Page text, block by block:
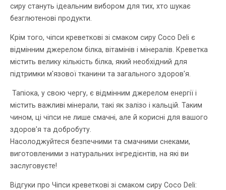
сиру стануть ідеальним вибором для тих, хто шукає
безглютенові продукти.
Крім того, чіпси креветкові зі смаком сиру Coco Deli є
відмінним джерелом білка, вітамінів і мінералів. Креветка
містить велику кількість білка, який необхідний для
підтримки м'язової тканини та загального здоров'я.
Тапіока, у свою чергу, є відмінним джерелом енергії і
містить важливі мінерали, такі як залізо і кальцій. Таким
чином, ці чіпси не лише смачні, але й корисні для вашого
здоров'я та добробуту.
Насолоджуйтеся безпечними та смачними снеками,
виготовленими з натуральних інгредієнтів, на які ви
заслуговуєте!
Відгуки про Чіпси креветкові зі смаком сиру Coco Deli: